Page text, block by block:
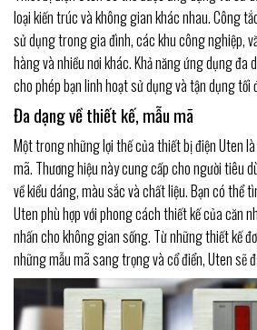
loại kiến trúc và không gian khác nhau. Công
sử dụng trong gia đình, các khu công nghiệp,
hàng và nhiều nơi khác. Khả năng ứng dụng đa
cho phép bạn linh hoạt sử dụng và tận dụng tối
Đa dạng về thiết kế, mẫu mã
Một trong những lợi thế của thiết bị điện Uten
mã. Thương hiệu này cung cấp cho người tiêu
về kiểu dáng, màu sắc và chất liệu. Bạn có thể
Uten phù hợp với phong cách thiết kế của căn
nhấn cho không gian sống. Từ những thiết kế
những mẫu mã sang trọng và cổ điển, Uten sẽ